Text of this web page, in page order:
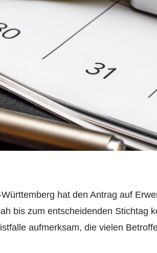
hat den Antrag auf
bis zum entscheidenden Stichtag
aufmerksam, die vielen